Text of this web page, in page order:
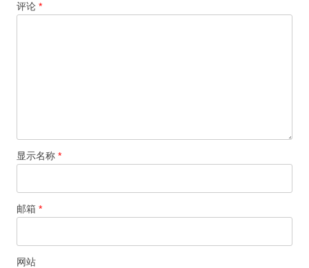
评论 *
显示名称 *
邮箱 *
网站